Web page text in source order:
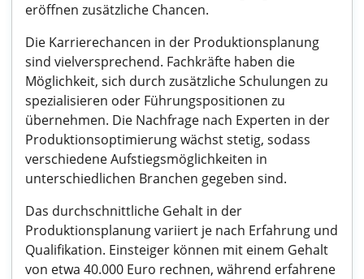
eröffnen zusätzliche Chancen.
Die Karrierechancen in der Produktionsplanung
sind vielversprechend. Fachkräfte haben die
Möglichkeit, sich durch zusätzliche Schulungen zu
spezialisieren oder Führungspositionen zu
übernehmen. Die Nachfrage nach Experten in der
Produktionsoptimierung wächst stetig, sodass
verschiedene Aufstiegsmöglichkeiten in
unterschiedlichen Branchen gegeben sind.
Das durchschnittliche Gehalt in der
Produktionsplanung variiert je nach Erfahrung und
Qualifikation. Einsteiger können mit einem Gehalt
von etwa 40.000 Euro rechnen, während erfahrene